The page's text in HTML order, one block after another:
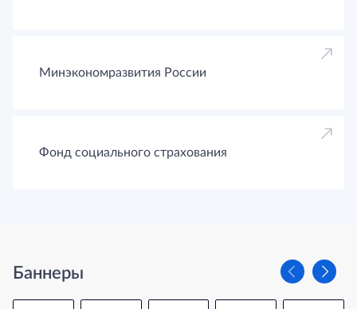
Минэкономразвития России
Фонд социального страхования
Баннеры